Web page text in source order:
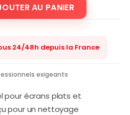
AU PANIER
24/48h depuis la France
exigeants
pour écrans plats et
pour un nettoyage